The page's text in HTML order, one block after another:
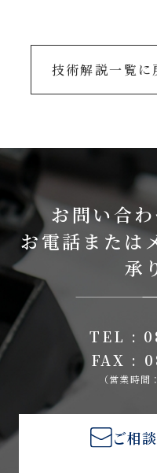
技術解説一覧に
お問い合わ
お電話または
承
TEL :
FAX :
（営業時
ご相